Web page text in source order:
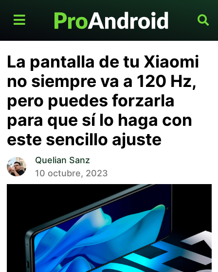
La pantalla de tu Xiaomi
no siempre va a 120 Hz,
pero puedes forzarla
para que sí lo haga con
este sencillo ajuste
Quelian Sanz
10 octubre, 2023